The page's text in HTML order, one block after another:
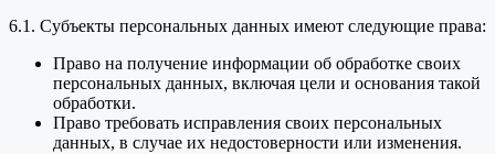
6.1. Субъекты персональных данных имеют следующие права:
Право на получение информации об обработке своих
персональных данных, включая цели и основания такой
обработки.
Право требовать исправления своих персональных
данных, в случае их недостоверности или изменения.